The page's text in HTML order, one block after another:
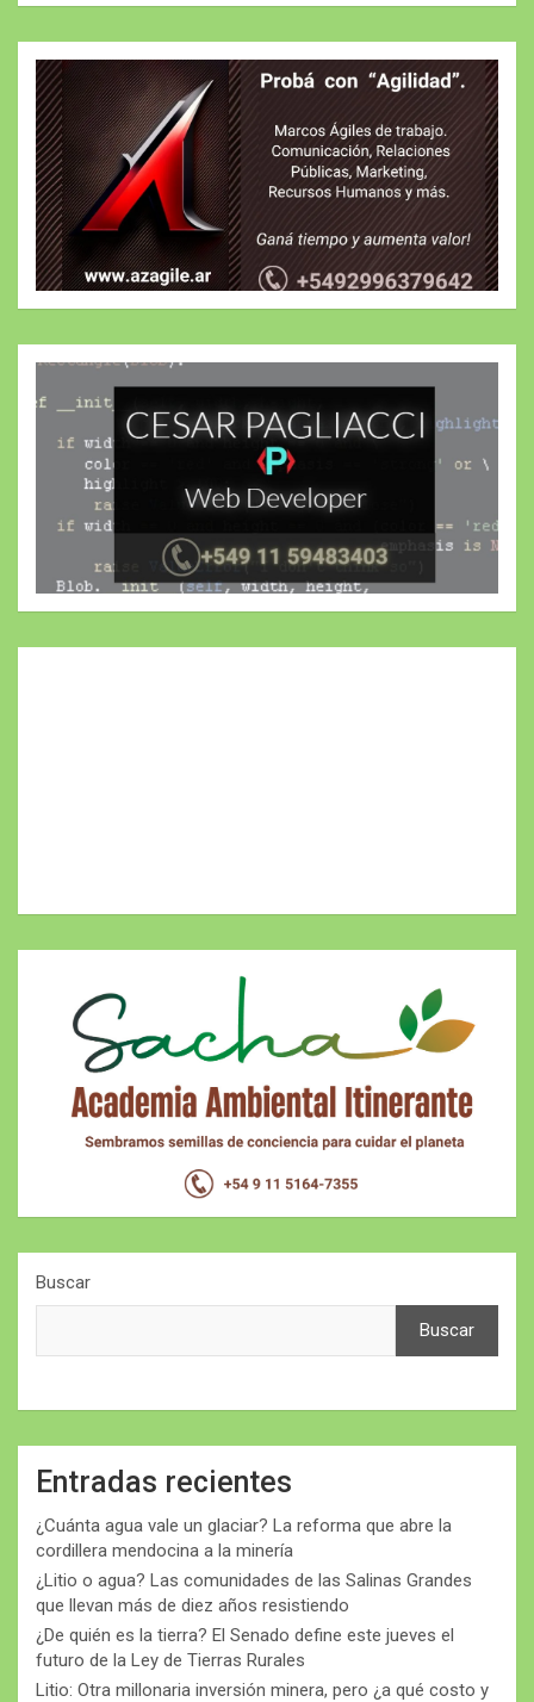
Buscar
Buscar
Entradas recientes
¿Cuánta agua vale un glaciar? La reforma que abre la
cordillera mendocina a la minería
¿Litio o agua? Las comunidades de las Salinas Grandes
que llevan más de diez años resistiendo
¿De quién es la tierra? El Senado define este jueves el
futuro de la Ley de Tierras Rurales
Litio: Otra millonaria inversión minera, pero ¿a qué costo y